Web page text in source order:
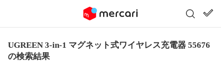
UGREEN 3-in-1 マグネット式ワイヤレス充電器 55676
の検索結果